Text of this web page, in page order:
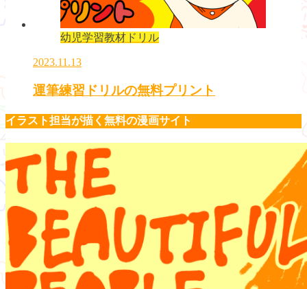
幼児学習教材ドリル
2023.11.13
運筆練習ドリルの無料プリント
イラスト担当が描く無料の漫画サイト